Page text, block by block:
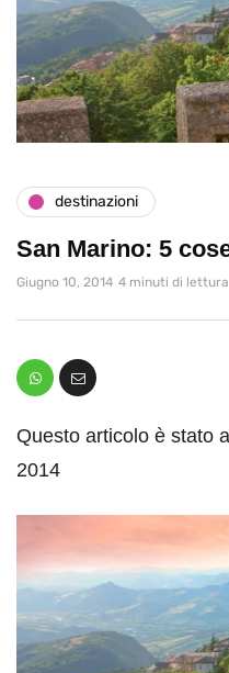
destinazioni
San Marino: 5
Giugno 10, 2014 4 minuti di lettura
Questo articolo è stato
2014